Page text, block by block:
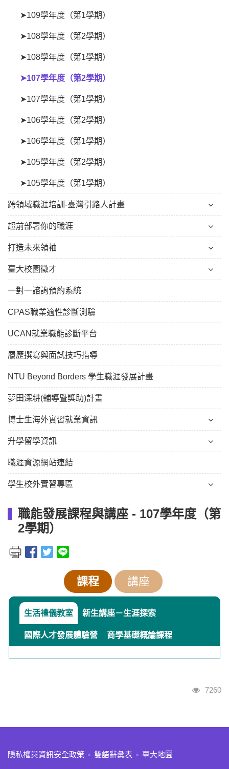
➤109學年度（第1學期）
➤108學年度（第2學期）
➤108學年度（第1學期）
➤107學年度（第2學期）
➤107學年度（第1學期）
➤106學年度（第2學期）
➤106學年度（第1學期）
➤105學年度（第2學期）
➤105學年度（第1學期）
跨領域職涯培訓-臺灣引路人計畫
超前部署你的職涯
打造未來領袖
臺大校園徵才
一對一諮詢預約系統
CPAS職業適性診斷測驗
UCAN就業職能診斷平台
履歷撰寫與面試技巧指導
NTU Beyond Borders 學生職涯發展計畫
夢田深耕(輔導暨獎助)計畫
博士生海外實習就業資訊
升學留學資訊
職涯資源網站連結
學生校外實習專區
職能發展課程與講座 - 107學年度（第
2學期）
課程
生活禮儀教室 新生講座－生涯探索
國際人才發展體驗營 商學基礎概論課程
講座
瀏覽人
7260
:::
隱私權與資訊安全政策 雙語辭彙表 臺大地圖